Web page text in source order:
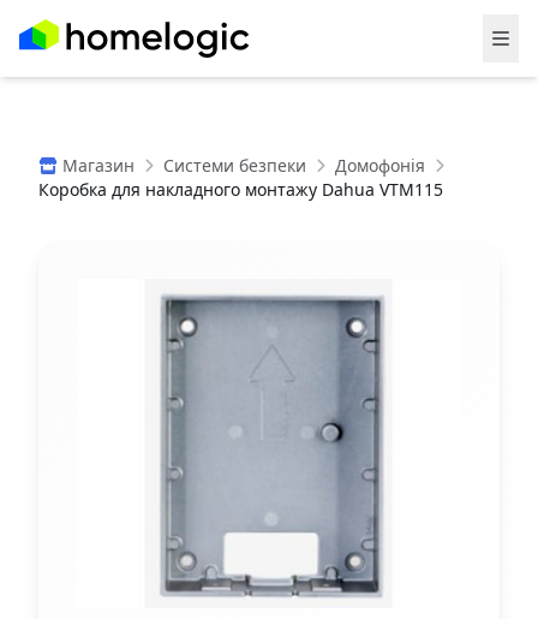
Магазин Системи безпеки
Домофонія
Коробка для накладного монтажу Dahua VTM115